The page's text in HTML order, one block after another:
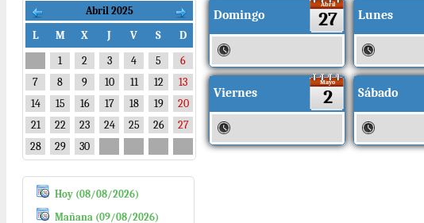
Abril 2025
L M X J V S
D
1
2 3 4 5
6
7
8 9 10 11 12
13
14
15 16 17 18 19
20
21
22 23 24 25 26
27
28
29 30
Hoy (08/08/2026)
Mañana (09/08/2026)
Domingo
Abril
27 Lunes
Viernes
Mayo
2 Sábado